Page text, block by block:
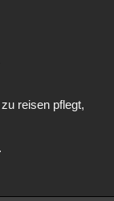
reisen pflegt,